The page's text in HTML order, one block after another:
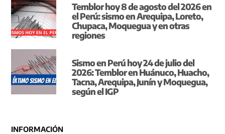
Temblor hoy 8 de agosto del 2026 en
el Perú: sismo en Arequipa, Loreto,
Chupaca, Moquegua y en otras
regiones
Sismo en Perú hoy 24 de julio del
2026: Temblor en Huánuco, Huacho,
Tacna, Arequipa, Junín y Moquegua,
según el IGP
INFORMACIÓN